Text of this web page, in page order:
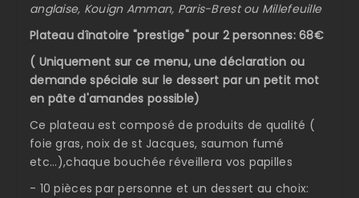
anglaise, Kouign Amman, Paris-Brest ou Millefeuille
Plateau dînatoire "prestige" pour 2 personnes: 68€
( Uniquement sur ce menu, une déclaration ou
demande spéciale sur le dessert par un petit mot
en pâte d'amandes possible)
Ce plateau est composé de produits de qualité (
foie gras, noix de st Jacques, saumon fumé
etc...),chaque bouchée réveillera vos papilles
- 10 pièces par personne et un dessert au choix: